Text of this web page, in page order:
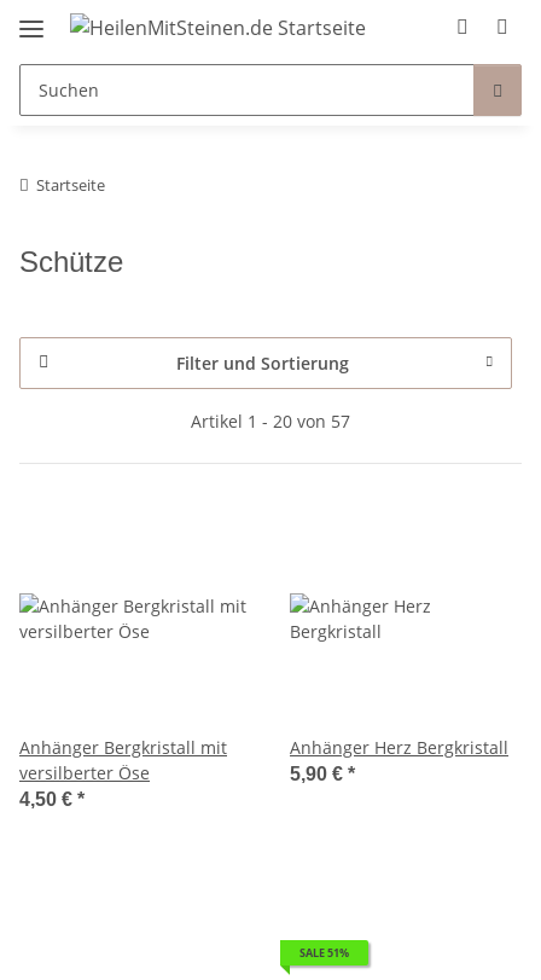
Startseite
Schütze
Filter und Sortierung
Artikel 1 - 20 von 57
Anhänger Bergkristall mit
versilberter Öse
4,50 € *
Anhänger Herz Bergkristall
5,90 € *
SALE 51%